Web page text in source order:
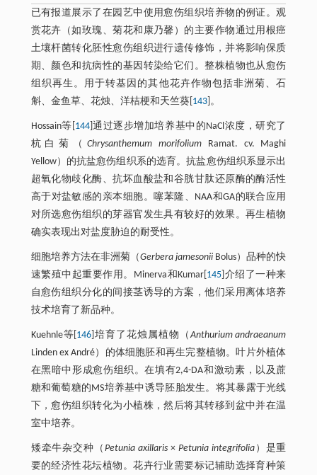
已有报道展示了在园艺中使用愈伤组织培养物的例证。观
赏花卉（如玫瑰、菊花和康乃馨）的主要作物通过用根癌
土壤杆菌转化胚性愈伤组织进行遗传修饰，并将影响保质
期、颜色和抗病性的基因转染给它们。整株植物也从愈伤
组织再生。用于转基因的其他花卉作物包括非洲菊、石
斛、金鱼草、花烛、洋桔梗和天竺葵[ 143]。
Hossain等[ 144]通过逐步增加培养基中的NaCl浓度，研究了
杭白菊（ Chrysanthemum morifoliumRamat. cv. Maghi
Yellow）的抗盐愈伤组织系的选育。抗盐愈伤组织系显示出
超氧化物歧化酶、抗坏血酸盐和谷胱甘肽还原酶的酶活性
高于对盐敏感的亲本细胞。噻苯隆、NAA和GA的联合应用
对所选愈伤组织的芽器官发生具有较好的效果。再生植物
确实表现出对盐度胁迫的耐受性。
细胞培养方法在非洲菊（Gerbera jamesonii Bolus）品种的快
速繁殖中起重要作用。Minerva和Kumar[ 145 ]介绍了一种来
自愈伤组织分化的间接茎诱导的方案，他们采用离体培养
技术培育了新品种。
Kuehnle等[ 146 ]培育了花烛属植物（Anthurium andraeanum
Linden ex André）的体细胞胚和再生完整植物。叶片外植体
在黑暗中形成愈伤组织。在填有2,4-DA和激动素，以及蔗
糖和葡萄糖的MS培养基中诱导胚胎发生。将其暴露于光线
下，愈伤组织转化为小植株，然后将其转移到盆中并在温
室中培养。
矮牵牛杂交种（ Petunia axillaris× Petunia integrifolia）是重
要的经济性花坛植物。花卉行业需要标记辅助选择育种策